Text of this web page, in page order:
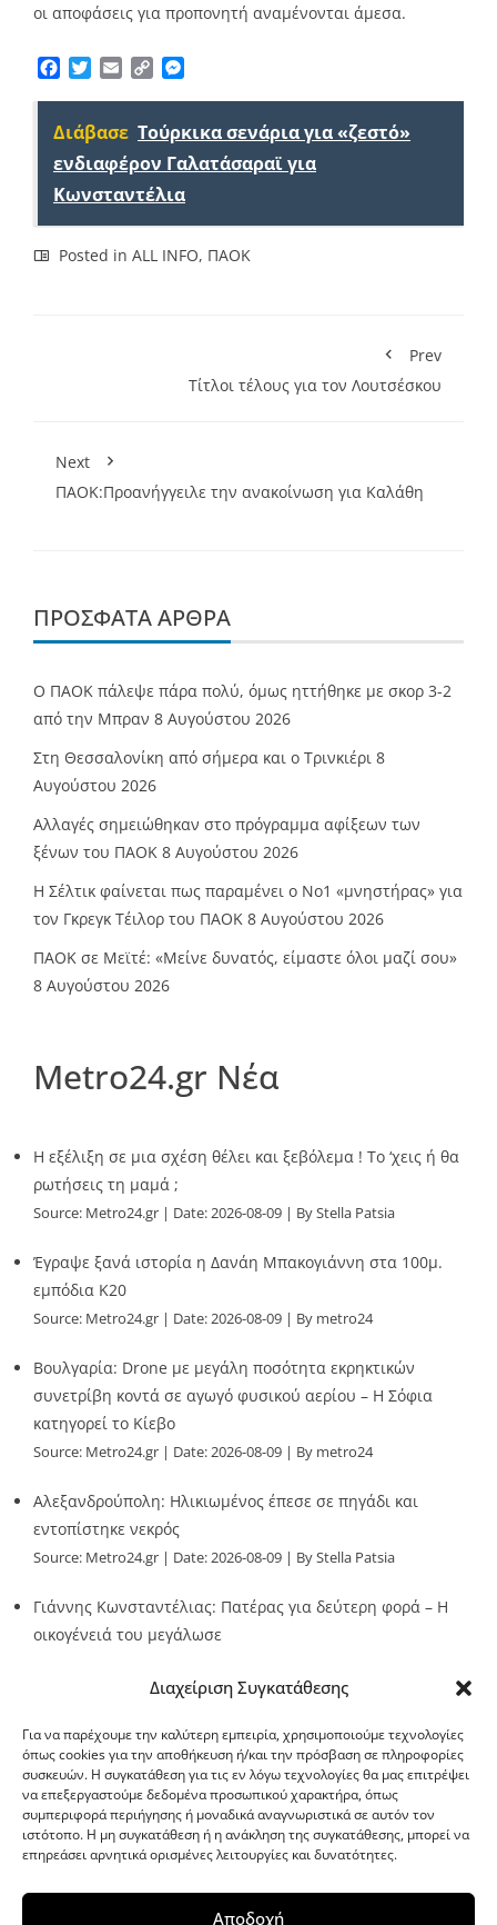
Διαχείριση Συγκατάθεσης
Για να παρέχουμε την καλύτερη εμπειρία, χρησιμοποιούμε τεχνολογίες
όπως cookies για την αποθήκευση ή/και την πρόσβαση σε πληροφορίες
συσκευών. Η συγκατάθεση για τις εν λόγω τεχνολογίες θα μας επιτρέψει
να επεξεργαστούμε δεδομένα προσωπικού χαρακτήρα, όπως
συμπεριφορά περιήγησης ή μοναδικά αναγνωριστικά σε αυτόν τον
ιστότοπο. Η μη συγκατάθεση ή η ανάκληση της συγκατάθεσης, μπορεί να
επηρεάσει αρνητικά ορισμένες λειτουργίες και δυνατότητες.
Αποδοχή
οι αποφάσεις για προπονητή αναμένονται άμεσα.
Facebook
TwitterEmailCopy
Διάβασε Τούρκικα σενάρια για «ζεστό»
ενδιαφέρον Γαλατάσαραϊ για
Κωνσταντέλια
Posted in ALL INFO, ΠΑΟΚ
Prev
Τίτλοι τέλους για τον Λουτσέσκου
Next
ΠΑΟΚ:Προανήγγειλε την ανακοίνωση για Καλάθη
ΠΡΌΣΦΑΤΑ ΆΡΘΡΑ
Ο ΠΑΟΚ πάλεψε πάρα πολύ, όμως ηττήθηκε με σκορ 3-2
από την Μπραν 8 Αυγούστου 2026
Στη Θεσσαλονίκη από σήμερα και ο Τρινκιέρι 8
Αυγούστου 2026
Αλλαγές σημειώθηκαν στο πρόγραμμα αφίξεων των
ξένων του ΠΑΟΚ 8 Αυγούστου 2026
Η Σέλτικ φαίνεται πως παραμένει ο Νο1 «μνηστήρας» για
τον Γκρεγκ Τέιλορ του ΠΑΟΚ 8 Αυγούστου 2026
ΠΑΟΚ σε Μεϊτέ: «Μείνε δυνατός, είμαστε όλοι μαζί σου»
8 Αυγούστου 2026
Metro24.gr Νέα
Η εξέλιξη σε μια σχέση θέλει και ξεβόλεμα ! Το ‘χεις ή θα
ρωτήσεις τη μαμά ;
Source: Metro24.gr Date: 2026-08-09 By Stella Patsia
Έγραψε ξανά ιστορία η Δανάη Μπακογιάννη στα 100μ.
εμπόδια Κ20
Source: Metro24.gr Date: 2026-08-09 By metro24
Βουλγαρία: Drone με μεγάλη ποσότητα εκρηκτικών
συνετρίβη κοντά σε αγωγό φυσικού αερίου – Η Σόφια
κατηγορεί το Κίεβο
Source: Metro24.gr Date: 2026-08-09 By metro24
Αλεξανδρούπολη: Ηλικιωμένος έπεσε σε πηγάδι και
εντοπίστηκε νεκρός
Source: Metro24.gr Date: 2026-08-09 By Stella Patsia
Γιάννης Κωνσταντέλιας: Πατέρας για δεύτερη φορά – Η
οικογένειά του μεγάλωσε
G-point.gr